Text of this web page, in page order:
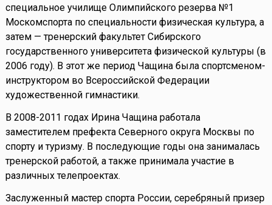
специальное училище Олимпийского резерва №1
Москомспорта по специальности физическая культура, а
затем — тренерский факультет Сибирского
государственного университета физической культуры (в
2006 году). В этот же период Чащина была спортсменом-
инструктором во Всероссийской Федерации
художественной гимнастики.
В 2008-2011 годах Ирина Чащина работала
заместителем префекта Северного округа Москвы по
спорту и туризму. В последующие годы она занималась
тренерской работой, а также принимала участие в
различных телепроектах.
Заслуженный мастер спорта России, серебряный призер